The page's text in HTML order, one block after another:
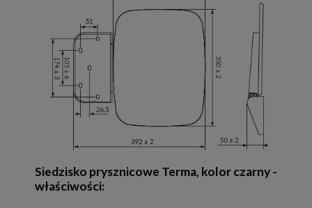
Siedzisko prysznicowe Terma, kolor czarny -
właściwości: